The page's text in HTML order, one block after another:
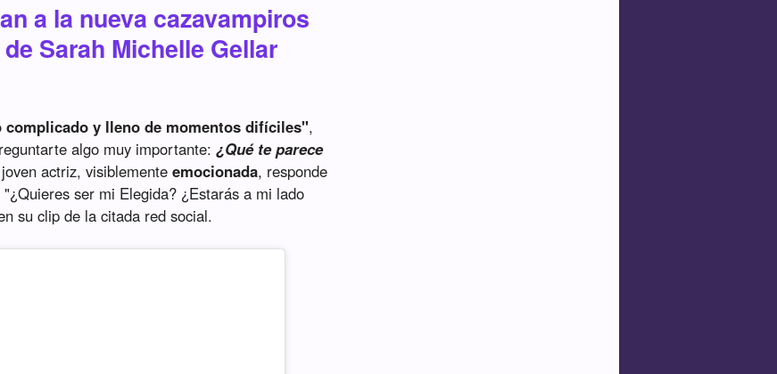
a la nueva cazavampiros
Sarah Michelle Gellar
complicado y lleno de momentos difíciles",
algo muy importante:¿Qué te parece
actriz, visiblementeemocionada, responde
ser mi Elegida? ¿Estarás a mi lado
su clip de la citada red social.